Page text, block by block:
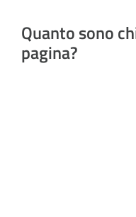
Quanto sono
pagina?